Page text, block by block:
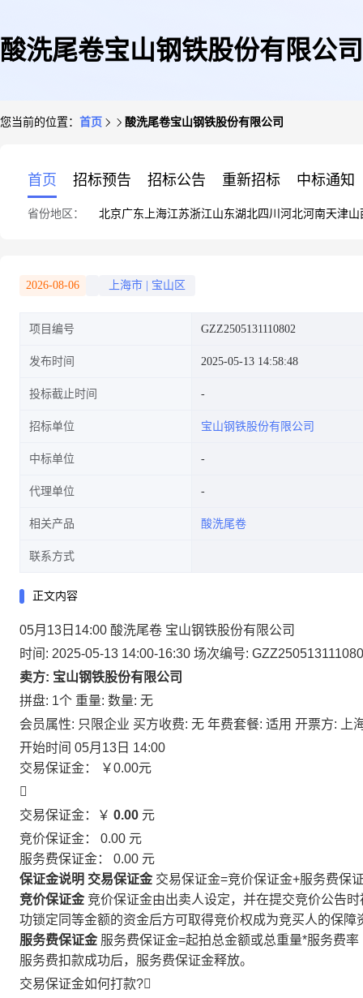
酸洗尾卷宝山钢铁股份有限公司
您当前的位置： 首页 酸洗尾卷宝山钢铁股份有限公司
首页 招标预告 招标公告 重新招标 中标通知
省份地区： 北京广东 上海江苏浙江山东湖北四川 河北河南天津山
2026-08-06 上海市 宝山区
项目编号 GZZ2505131110802
发布时间 2025-05-13 14:58:48
投标截止时间
招标单位 宝山钢铁股份有限公司
中标单位
代理单位
相关产品 酸洗尾卷
联系方式
正文内容
05月13日14:00 酸洗尾卷 宝山钢铁股份有限公司
时间: 2025-05-13 14:00-16:30 场次编号:
卖方: 宝山钢铁股份有限公司
拼盘: 1个 重量: 数量: 无
会员属性: 只限企业 买方收费: 无 年费套餐: 适用 开票方: 上
开始时间 05月13日 14:00
交易保证金：
￥0.00元

交易保证金：￥ 0.00 元
竞价保证金： 0.00 元
服务费保证金： 0.00 元
保证金说明 交易保证金 交易保证金=竞价保证金+服务费保
竞价保证金 竞价保证金由出卖人设定，并在提交竞价公告
功锁定同等金额的资金后方可取得竞价权成为竞买人的保障
服务费保证金 服务费保证金=起拍总金额或总重量*服务费率
服务费扣款成功后，服务费保证金释放。
交易保证金如何打款?